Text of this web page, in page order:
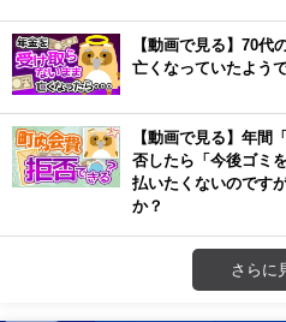
【動画で見る】70代
亡くなっていたよう
【動画で見る】年間
否したら「今後ゴミ
払いたくないのです
か？
さらに